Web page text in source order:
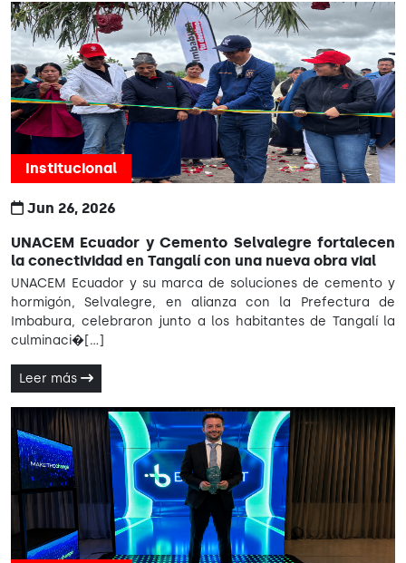
Institucional
Jun 26, 2026
UNACEM Ecuador y Cemento Selvalegre fortalecen
la conectividad en Tangalí con una nueva obra vial
UNACEM Ecuador y su marca de soluciones de cemento y
hormigón, Selvalegre, en alianza con la Prefectura de
Imbabura, celebraron junto a los habitantes de Tangalí la
culminaci�[...]
Leer más